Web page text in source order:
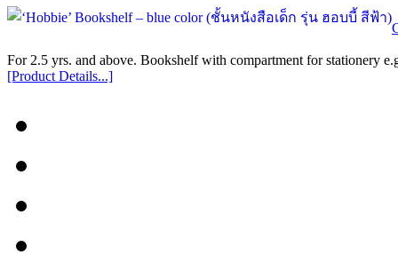
For 2.5 yrs. and above. Bookshelf with compartment for stationery
[Product Details...]